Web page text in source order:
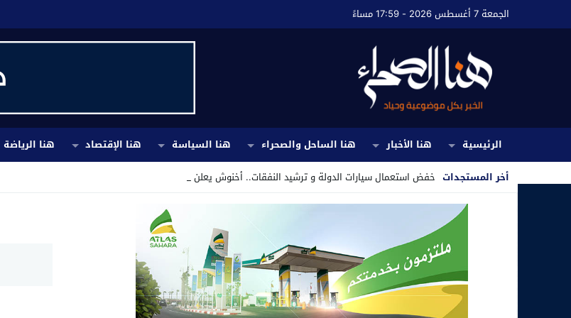
الجمعة 7 أغسطس 2026 - 17:59 مساءً
الرئيسية هنا الأخبار هنا الساحل والصحراء هنا السياسة هنا الإقتصاد هنا الرياضة
أخر المستجدات خفض استعمال سيارات الدولة و ترشيد النفقات.. أخنوش يعلن إجراءات تقشفية _
Stop
Previous
Next